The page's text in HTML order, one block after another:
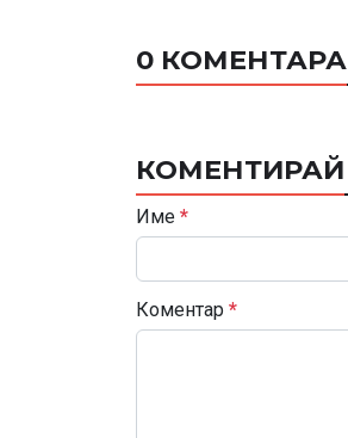
0 КОМЕНТАРА
КОМЕНТИРАЙ
Име *
Коментар *